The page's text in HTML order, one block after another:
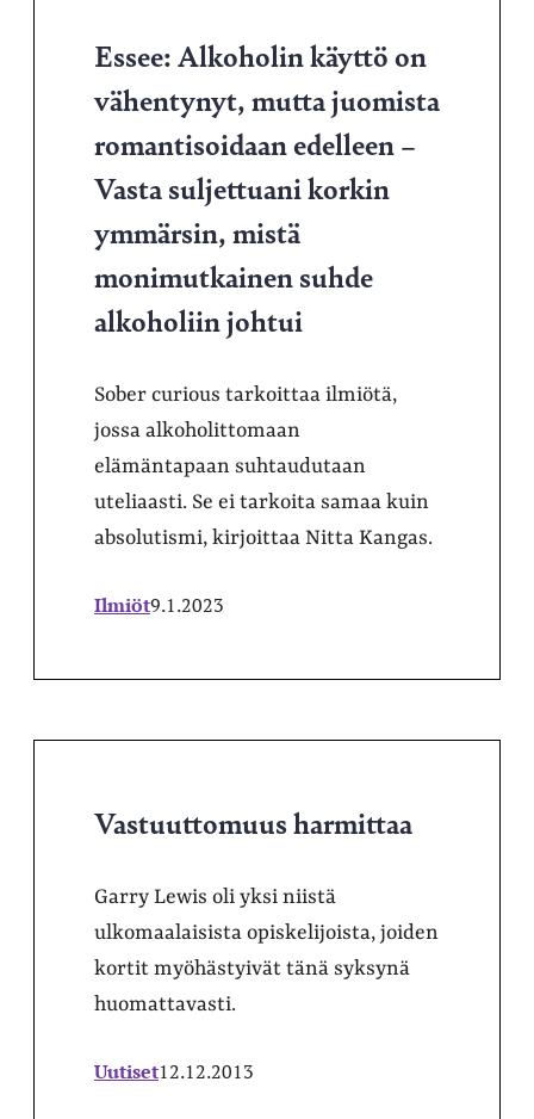
Essee: Alkoholin käyttö on
vähentynyt, mutta juomista
romantisoidaan edelleen –
Vasta suljettuani korkin
ymmärsin, mistä
monimutkainen suhde
alkoholiin johtui
Sober curious tarkoittaa ilmiötä,
jossa alkoholittomaan
elämäntapaan suhtaudutaan
uteliaasti. Se ei tarkoita samaa kuin
absolutismi, kirjoittaa Nitta Kangas.
Ilmiöt9.1.2023
Vastuuttomuus harmittaa
Garry Lewis oli yksi niistä
ulkomaalaisista opiskelijoista, joiden
kortit myöhästyivät tänä syksynä
huomattavasti.
Uutiset12.12.2013